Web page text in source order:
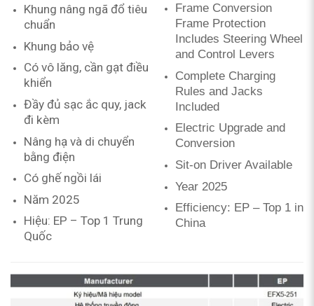
Khung nâng ngã đổ tiêu
chuẩn
Khung bảo vệ
Có vô lăng, cần gạt điều
khiển
Đầy đủ sạc ắc quy, jack
đi kèm
Nâng hạ và di chuyển
bằng điện
Có ghế ngồi lái
Năm 2025
Hiệu: EP – Top 1 Trung
Quốc
Frame Conversion
Frame Protection
Includes Steering Wheel
and Control Levers
Complete Charging
Rules and Jacks
Included
Electric Upgrade and
Conversion
Sit-on Driver Available
Year 2025
Efficiency: EP – Top 1 in
China